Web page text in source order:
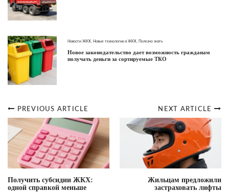
Новости ЖКХ Новые технологии в ЖКХ Полезно знать
Новое законодательство дает возможность гражданам
получать деньги за сортируемые ТКО
Post
navigation
NEXT ARTICLE
Жильцам предложили
застраховать лифты
PREVIOUS ARTICLE
Получить субсидии ЖКХ:
одной справкой меньше